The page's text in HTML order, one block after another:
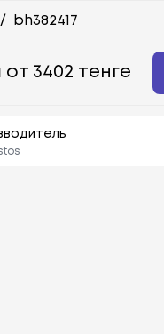
/ bh382417
от 3402 тенге